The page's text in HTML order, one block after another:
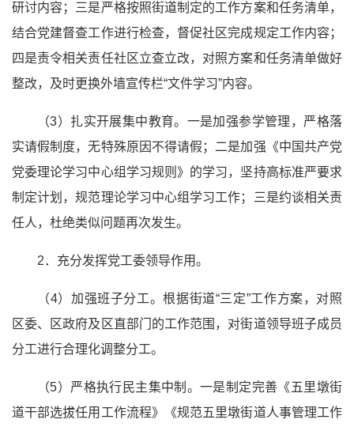
研讨内容；三是严格按照街道制定的工作方案和任务清单，
结合党建督查工作进行检查，督促社区完成规定工作内容；
四是责令相关责任社区立查立改，对照方案和任务清单做好
整改，及时更换外墙宣传栏“文件学习”内容。
（3）扎实开展集中教育。一是加强参学管理，严格落
实请假制度，无特殊原因不得请假；二是加强《中国共产党
党委理论学习中心组学习规则》的学习，坚持高标准严要求
制定计划，规范理论学习中心组学习工作；三是约谈相关责
任人，杜绝类似问题再次发生。
2．充分发挥党工委领导作用。
（4）加强班子分工。根据街道“三定”工作方案，对照
区委、区政府及区直部门的工作范围，对街道领导班子成员
分工进行合理化调整分工。
（5）严格执行民主集中制。一是制定完善《五里墩街
道干部选拔任用工作流程》《规范五里墩街道人事管理工作